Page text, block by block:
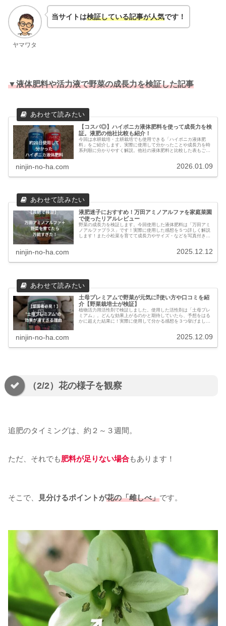
ヤマワタ
当サイトは検証している記事が人気です！
▼液体肥料や活力液で野菜の成長力を検証した記事
【コスパ◎】ハイポニカ液体肥料を使って成長力を検
証。液肥の他社比較も紹介！
今回は水耕栽培・土耕栽培でも使用できる「ハイポニカ液体肥
料」をご紹介します。実際に使用して分かったことや成長力を時
系列順に分かりやすく解説。他社の液体肥料と比較した表もご紹
ninjin-no-ha.com 2026.01.09
液肥迷子におすすめ！万田アミノアルファを家庭菜園
で使ったリアルレビュー
野菜の成長力を検証します。今回使用した液体肥料は「万田アミ
ノアルファプラス」です！実際に使用した感想を５つ詳しく解説
します！また小松菜を育てて成長力やサイズ・などを写真付きで
ninjin-no-ha.com 2025.12.12
土母プレミアムで野菜が元気に⁉使い方や口コミを紹
介【野菜栽培士が検証】
植物活力用活性剤で検証しました。使用した活性剤は「土母プレ
ミアム」。どんな効果上がるのかと期待していたら、予想をはる
かに超えた結果に！実際に使用して分かる感想を３つ挙げまし
ninjin-no-ha.com 2025.12.09
（2/2）花の様子を観察
追肥のタイミングは、約２～３週間。
ただ、それでも肥料が足りない場合もあります！
そこで、 見分けるポイントが花の「雌しべ」です。